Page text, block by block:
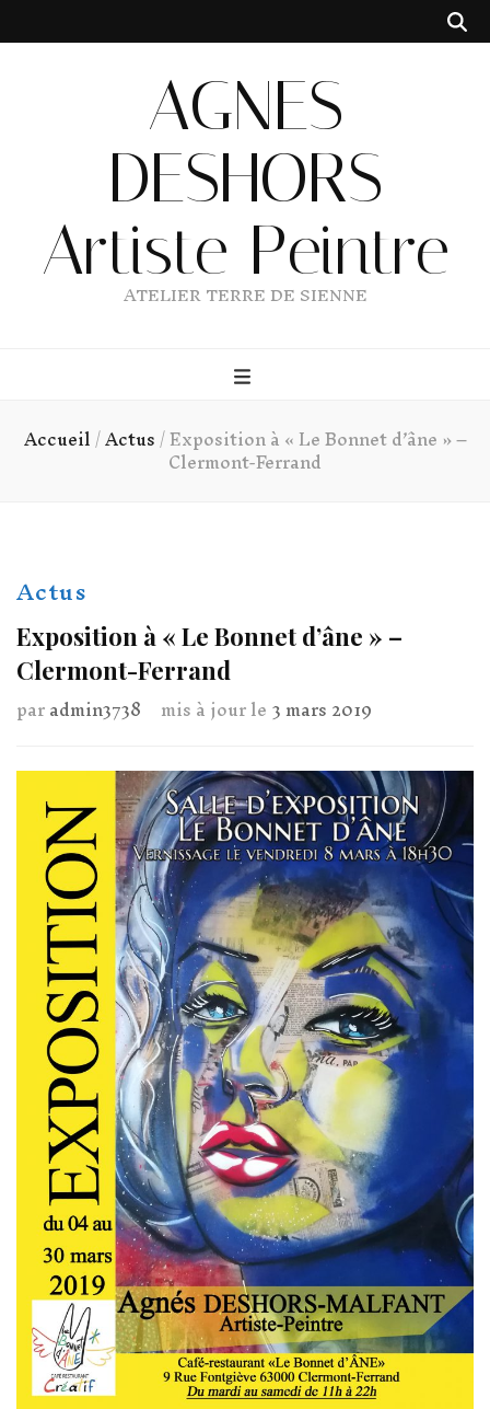
AGNES
DESHORS
Artiste Peintre
ATELIER TERRE DE SIENNE
Accueil/Actus/Exposition à « Le Bonnet d’âne » –
Clermont-Ferrand
Actus
Exposition à « Le Bonnet d’âne » –
Clermont-Ferrand
paradmin3738 mis à jour le3 mars 2019